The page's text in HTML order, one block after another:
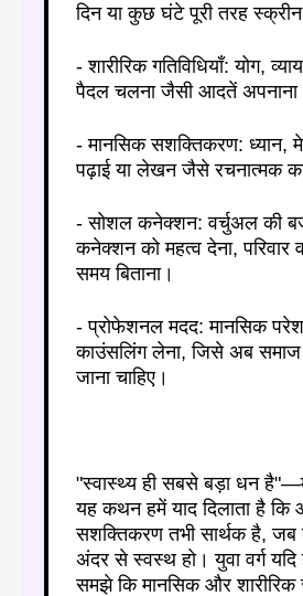
दिन या कुछ घंटे पूरी तरह
- शारीरिक गतिविधियाँ: योग,
पैदल चलना जैसी आदतें
- मानसिक सशक्तिकरण: ध्यान,
पढ़ाई या लेखन जैसे रचनात्मक
- सोशल कनेक्शन: वर्चुअल की
कनेक्शन को महत्व देना, परिवार
समय बिताना।
- प्रोफेशनल मदद: मानसिक
काउंसलिंग लेना, जिसे अब समाज
जाना चाहिए।
"स्वास्थ्य ही सबसे बड़ा धन
यह कथन हमें याद दिलाता है कि
सशक्तिकरण तभी सार्थक है, जब
अंदर से स्वस्थ हो। युवा वर्ग यदि
समझे कि मानसिक और शारीरिक